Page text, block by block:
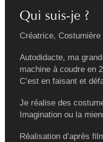
Créatrice,
Autodidacte, ma
machine à coudre en
C’est en faisant et
Je réalise des
Imagination ou la
Réalisation d’après